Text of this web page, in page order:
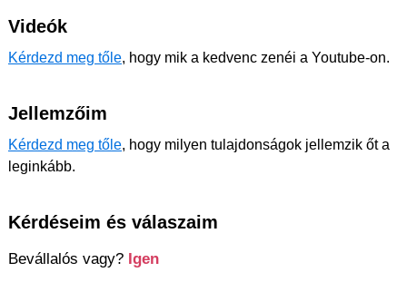
Videók
Kérdezd meg tőle, hogy mik a kedvenc zenéi a Youtube-on.
Jellemzőim
Kérdezd meg tőle, hogy milyen tulajdonságok jellemzik őt a
leginkább.
Kérdéseim és válaszaim
Bevállalós vagy? Igen